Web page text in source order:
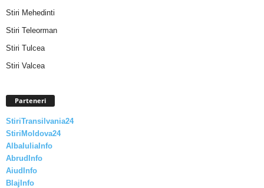
Stiri Mehedinti
Stiri Teleorman
Stiri Tulcea
Stiri Valcea
Parteneri
StiriTransilvania24
StiriMoldova24
AlbaIuliaInfo
AbrudInfo
AiudInfo
BlajInfo